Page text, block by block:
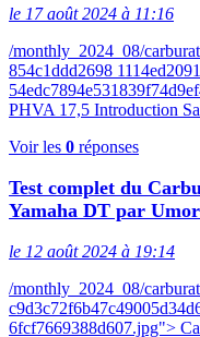
le 17 août 2024 à 11:16
/monthly_2024_08/
854c1ddd2698
PHVA 17,5 Introduction
Voir les 0 réponses
Test complet du
Yamaha DT par
le 12 août 2024 à 19:14
/monthly_2024_08/
6fcf7669388d607.jpg">